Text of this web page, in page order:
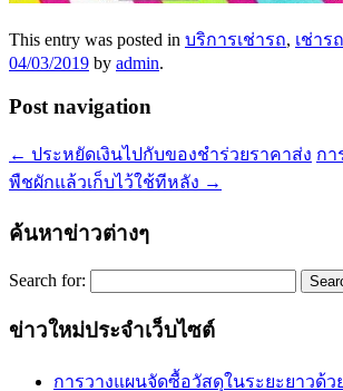
This entry was posted in บริการเช่ารถ, เช่าร
04/03/2019 by admin.
Post navigation
← ประหยัดเงินไปกับของชำร่วยราคาส่ง กา
พืชผักแล้วเก็บไว้ใช้ทีหลัง →
ค้นหาข่าวต่างๆ
Search for:
ข่าวใหม่ประจำเว็บไซต์
การวางแผนจัดซื้อวัสดุในระยะยาวด้ว